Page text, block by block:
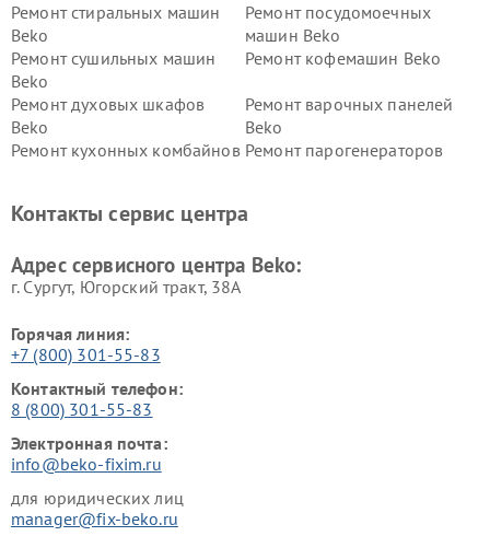
Ремонт стиральных машин
Beko
Ремонт посудомоечных
машин Beko
Ремонт сушильных машин
Beko
Ремонт кофемашин Beko
Ремонт духовых шкафов
Beko
Ремонт варочных панелей
Beko
Ремонт кухонных комбайнов Ремонт парогенераторов
Ремонт холодильников Beko Ремонт морозильных камер
Контакты сервис центра
Адрес сервисного центра Beko:
г. Сургут, Югорский тракт, 38А
Горячая линия:
+7 (800) 301-55-83
Контактный телефон:
8 (800) 301-55-83
Электронная почта:
info@beko-fixim.ru
для юридических лиц
manager@fix-beko.ru